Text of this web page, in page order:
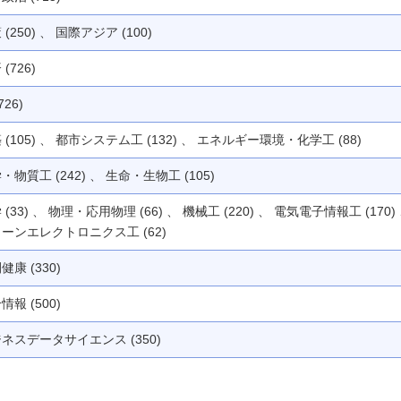
(250) 、 国際アジア (100)
(726)
(105) 、 都市システム工 (132) 、 エネルギー環境・化学工 (88)
物質工 (242) 、 生命・生物工 (105)
(33) 、 物理・応用物理 (66) 、 機械工 (220) 、 電気電子情報工 (170)
ンエレクトロニクス工 (62)
康 (330)
報 (500)
スデータサイエンス (350)